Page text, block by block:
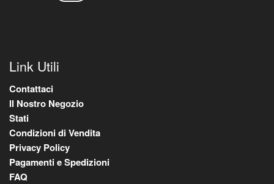
Link Utili
Contattaci
Il Nostro Negozio
Stati
Condizioni di Vendita
Privacy Policy
Pagamenti e Spedizioni
FAQ